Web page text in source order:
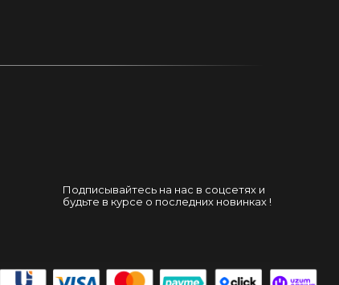
Подписывайтесь на нас в соцсетях и
будьте в курсе о последних новинках !